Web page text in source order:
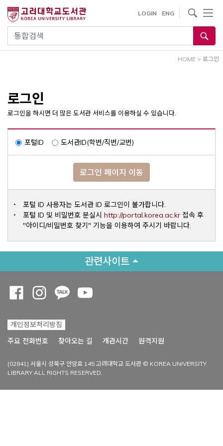
건
통합검색
LOGIN ENG
사이트내 검색
HOME > 로그인
로그인
로그인을 하시면 더 많은 도서관 서비스를 이용하실 수 있습니다.
포털ID 도서관ID(학번/직번/교번)
로그인 페이지 이동
포털 ID 사용자는 도서관 ID 로그인이 불가합니다.
포털 ID 및 비밀번호 분실시 http://portal.korea.ac.krOpens a
접속 후
"아이디/비밀번호 찾기" 기능을 이용하여 주시기 바랍니다.
관련사이트
개인정보처리방침
주요 전화번호
찾아오는 길 개관시간 원격지원
(02841) 서울시 성북구 안암로 145 고려대학교 도서관 © KOREA UNIVERSITY
LIBRARY ALL RIGHTS RESERVED.
Opens a new window
Opens a new window
Opens a new window